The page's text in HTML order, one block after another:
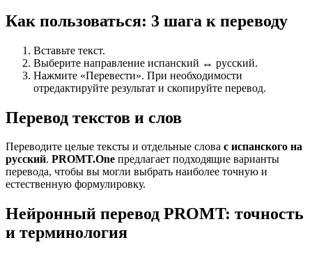
Как пользоваться: 3 шага к переводу
Вставьте текст.
Выберите направление испанский ↔ русский.
Нажмите «Перевести». При необходимости
отредактируйте результат и скопируйте перевод.
Перевод текстов и слов
Переводите целые тексты и отдельные слова с испанского на
русский. PROMT.One предлагает подходящие варианты
перевода, чтобы вы могли выбрать наиболее точную и
естественную формулировку.
Нейронный перевод PROMT: точность
и терминология